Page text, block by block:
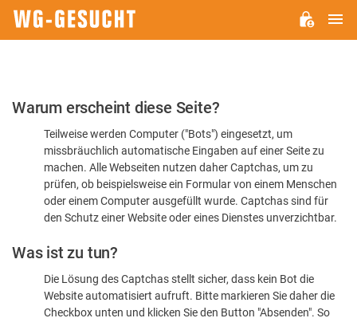
Bitte
dass
sind
Warum erscheint diese Seite?
Teilweise werden Computer ("Bots") eingesetzt, um
missbräuchlich automatische Eingaben auf einer Seite zu
machen. Alle Webseiten nutzen daher Captchas, um zu
prüfen, ob beispielsweise ein Formular von einem Menschen
oder einem Computer ausgefüllt wurde. Captchas sind für
den Schutz einer Website oder eines Dienstes unverzichtbar.
Was ist zu tun?
Die Lösung des Captchas stellt sicher, dass kein Bot die
Website automatisiert aufruft. Bitte markieren Sie daher die
Checkbox unten und klicken Sie den Button "Absenden". So